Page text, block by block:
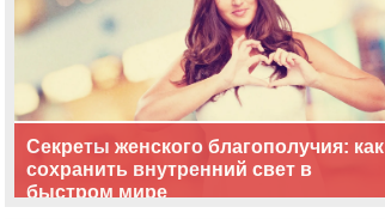
Секреты женского благополучия: как
сохранить внутренний свет в
быстром мире